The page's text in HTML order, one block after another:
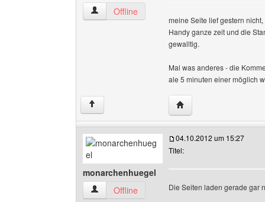
crew-2010 Benutzer-Profile anzeigen
Offline
meine Seite lief gestern
Handy ganze zeit und die
gewalltig.
Mal was anderes - die
ale 5 minuten einer möglich
↑ Website dieses
monarchenhuegel
monarchenhuegel Benutzer-Profile anzeigen
Offline
04.10.2012 um 15:27
Titel:
Die Seiten laden gerade gar